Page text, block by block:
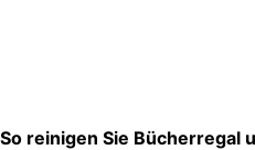
So reinigen Sie Bücherregal